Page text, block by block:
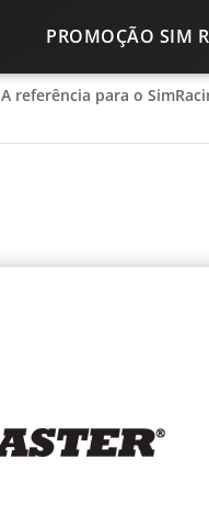
PROMOÇÃO SIM
A referência para o
A referência para o